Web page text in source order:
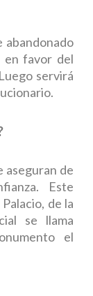
abandonado
en favor del
servirá
aseguran de
Este
de la
se llama
el